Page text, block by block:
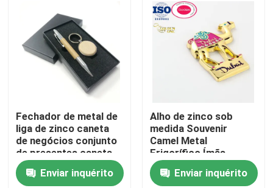
Produtos
Vídeos
Fechador de metal de
liga de zinco caneta
de negócios conjunto
de presentes caneta
de madeira Chaves de
madeira laser logotipo
Enviar inquérito
Alho de zinco sob
medida Souvenir
Camel Metal
Frigorífico Ímãs
Falsos Diamante
TurismoEnviar inquérito